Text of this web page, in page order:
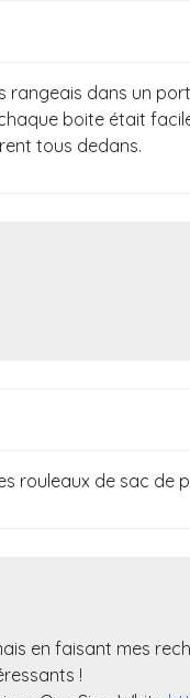
rangeais dans un
boite était
tous dedans.
rouleaux de sac de
en faisant mes
!